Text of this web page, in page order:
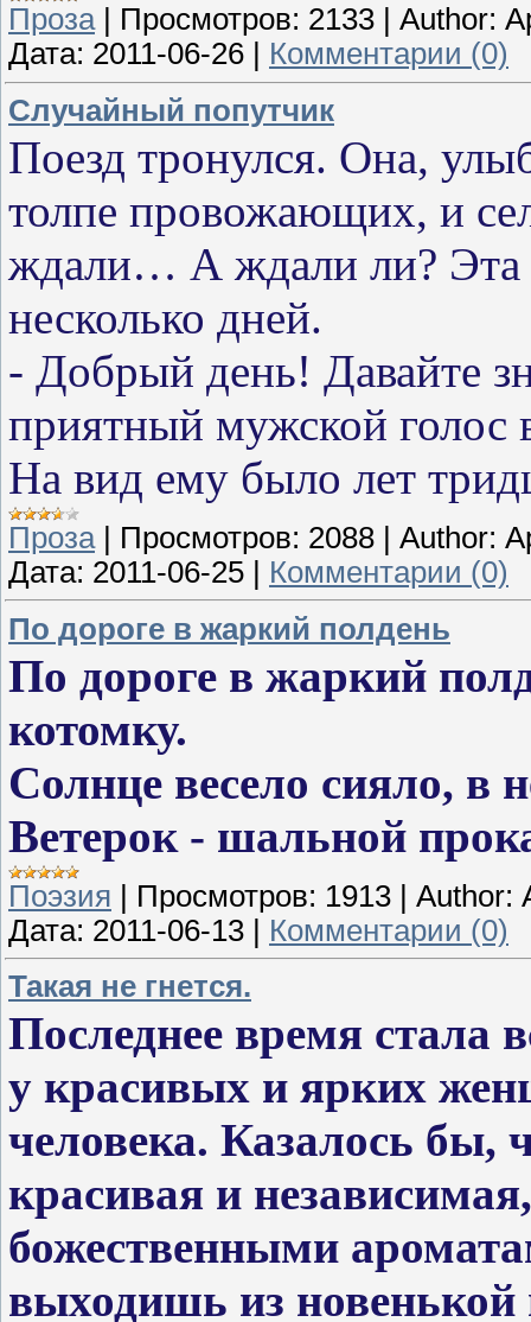
Проза| Просмотров: 2133 Author:
Дата: 2011-06-26
Комментарии (0)
Случайный попутчик
Поезд тронулся. Она,
толпе провожающих, и
ждали… А ждали ли? Эта
несколько дней.
- Добрый день! Давайте
приятный мужской голос
На вид ему было лет
Проза| Просмотров: 2088 Author:
Дата: 2011-06-25
Комментарии (0)
По дороге в жаркий полдень
По дороге в жаркий
котомку.
Солнце весело сияло, в
Ветерок - шальной
Поэзия | Просмотров: 1913 | Author:
Дата: 2011-06-13 | Комментарии (0)
Такая не гнется.
Последнее время стала
у красивых и ярких
человека. Казалось бы,
красивая и
божественными
выходишь из